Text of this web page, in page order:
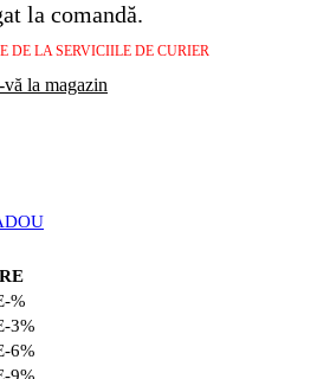
la comandă.
DE LA SERVICIILE DE CURIER
la magazin
-%
-3%
-6%